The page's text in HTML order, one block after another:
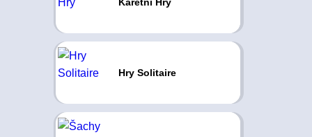
Hry Solitaire